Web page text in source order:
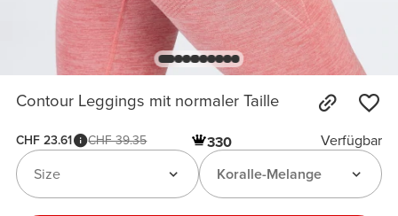
Contour Leggings mit normaler Taille
CHF 23.61 CHF 39.35 330
Verfügbar
Koralle-Melange
Size